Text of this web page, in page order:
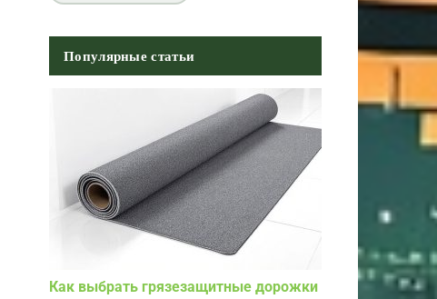
Популярные статьи
Как выбрать грязезащитные дорожки